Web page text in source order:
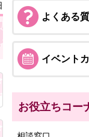
よくある
イベント
お役立ちコー